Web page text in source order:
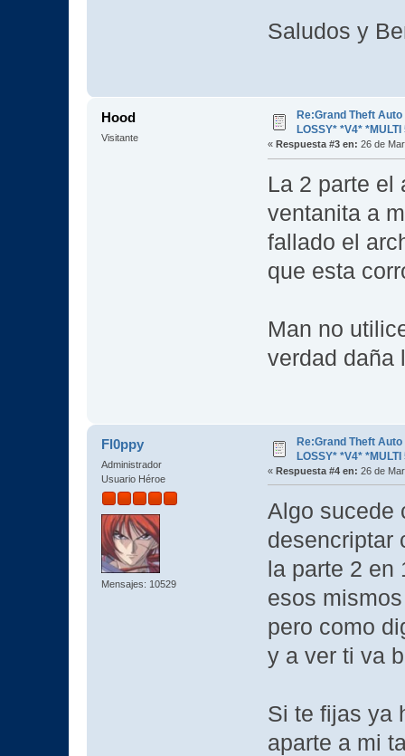
Saludos y
Hood
Visitante
Re:Grand Theft
LOSSY* *V4*
« Respuesta #3 en: 26 de
La 2 parte el
ventanita a
fallado el
que esta
Man no
verdad daña
Fl0ppy
Administrador
Usuario Héroe
Mensajes: 10529
Re:Grand Theft
LOSSY* *V4*
« Respuesta #4 en: 26 de
Algo sucede
desencriptar
la parte 2
esos
pero como
y a ver ti va
Si te fijas ya
aparte a mi